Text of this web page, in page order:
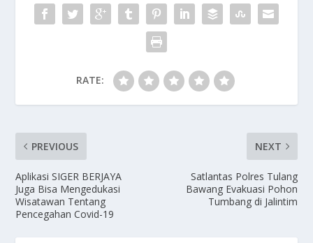
RATE:
PREVIOUS
Aplikasi SIGER BERJAYA
Juga Bisa Mengedukasi
Wisatawan Tentang
Pencegahan Covid-19
NEXT
Satlantas Polres Tulang
Bawang Evakuasi Pohon
Tumbang di Jalintim